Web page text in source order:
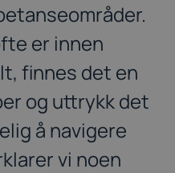
er innen
finnes det en
og uttrykk det
å navigere
vi noen